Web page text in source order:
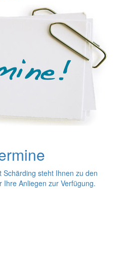
steht Ihnen zu den
Anliegen zur Verfügung.